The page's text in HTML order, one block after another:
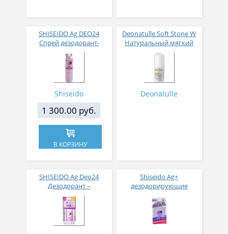
SHISEIDO Ag DEO24
Спрей дезодорант-
антиперспирант с
ионами серебра сладкий
аромат 142 гр
Shiseido
1 300.00 руб.
В КОРЗИНУ
Deonatulle Soft Stone W
Натуральный мягкий
дезодорант-
гр
Deonatulle
SHISEIDO Ag Deo24
Дезодорант –
антиперспирант с
ионами серебра
роликовый аромат
свежего мыла 40 мл.
Shiseido Ag+
дезодорирующие
серебра и гиалуроновой
кислотой с запахом
свежего мыла № 40